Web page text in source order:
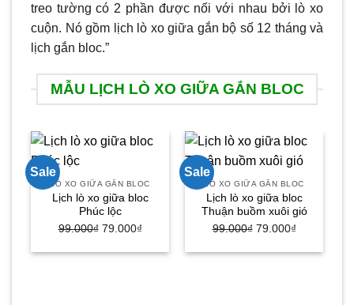
treo tường có 2 phần được nối với nhau bởi lò xo
cuộn. Nó gồm lịch lò xo giữa gắn bộ số 12 tháng và
lịch gắn bloc.”
MẪU LỊCH LÒ XO GIỮA GẮN BLOC
Sale
LÒ XO GIỮA GẮN BLOC
Lịch lò xo giữa bloc
Phúc lộc
99.000₫ Giá
79.000₫Giá
Sale
LÒ XO GIỮA GẮN BLOC
Lịch lò xo giữa bloc
Thuận buồm xuôi gió
99.000₫ Giá
79.000₫Giá